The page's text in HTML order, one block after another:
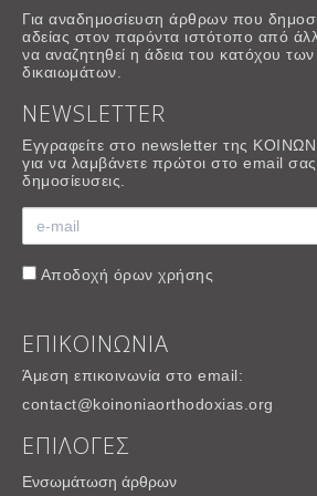
Για αναδημοσίευση άρθρων που
αδείας στον παρόντα ιστότοπο από
να αναζητηθεί η άδεια του κατόχου
δικαιωμάτων.
NEWSLETTER
Εγγραφείτε στο newsletter της
για να λαμβάνετε πρώτοι στο email σας
δημοσίευσεις.
Αποδοχή όρων χρήσης
ΕΠΙΚΟΙΝΩΝΙΑ
Άμεση επικοινωνία στο email:
contact@koinoniaorthodoxias.org
ΕΠΙΛΟΓΕΣ
Ενσωμάτωση άρθρων